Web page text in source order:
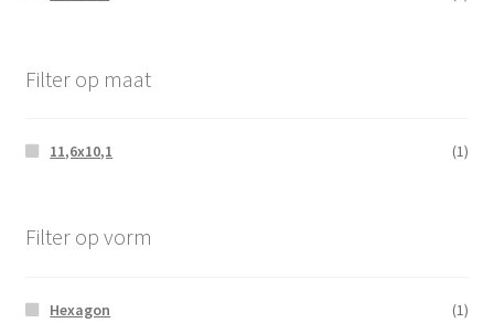
Filter op maat
11,6x10,1 (1)
Filter op vorm
Hexagon (1)